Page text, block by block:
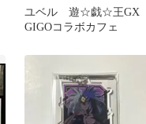
ユベル 遊☆戯☆王GX
GIGOコラボカフェ